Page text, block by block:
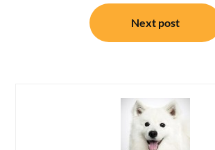
Next post